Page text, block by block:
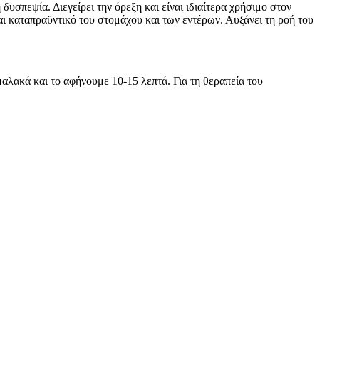
Διεγείρει την όρεξη και είναι ιδιαίτερα χρήσιμο στον
καταπραϋντικό του στομάχου και των εντέρων. Αυξάνει τη ροή του
και το αφήνουμε 10-15 λεπτά. Για τη θεραπεία του